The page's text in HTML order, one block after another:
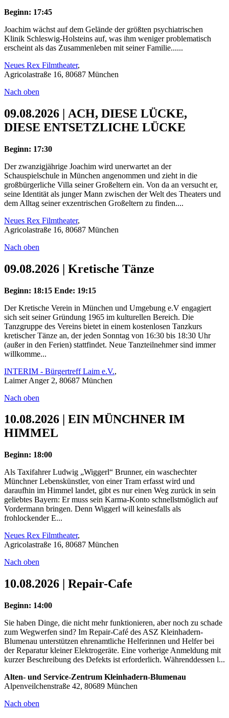
Beginn: 17:45
Joachim wächst auf dem Gelände der größten psychiatrischen
Klinik Schleswig-Holsteins auf, was ihm weniger problematisch
erscheint als das Zusammenleben mit seiner Familie......
Neues Rex Filmtheater,
Agricolastraße 16, 80687 München
Nach oben
09.08.2026 | ACH, DIESE LÜCKE,
DIESE ENTSETZLICHE LÜCKE
Beginn: 17:30
Der zwanzigjährige Joachim wird unerwartet an der
Schauspielschule in München angenommen und zieht in die
großbürgerliche Villa seiner Großeltern ein. Von da an versucht er,
seine Identität als junger Mann zwischen der Welt des Theaters und
dem Alltag seiner exzentrischen Großeltern zu finden....
Neues Rex Filmtheater,
Agricolastraße 16, 80687 München
Nach oben
09.08.2026 | Kretische Tänze
Beginn: 18:15 Ende: 19:15
Der Kretische Verein in München und Umgebung e.V engagiert
sich seit seiner Gründung 1965 im kulturellen Bereich. Die
Tanzgruppe des Vereins bietet in einem kostenlosen Tanzkurs
kretischer Tänze an, der jeden Sonntag von 16:30 bis 18:30 Uhr
(außer in den Ferien) stattfindet. Neue Tanzteilnehmer sind immer
willkomme...
INTERIM - Bürgertreff Laim e.V.,
Laimer Anger 2, 80687 München
Nach oben
10.08.2026 | EIN MÜNCHNER IM
HIMMEL
Beginn: 18:00
Als Taxifahrer Ludwig „Wiggerl“ Brunner, ein waschechter
Münchner Lebenskünstler, von einer Tram erfasst wird und
daraufhin im Himmel landet, gibt es nur einen Weg zurück in sein
geliebtes Bayern: Er muss sein Karma-Konto schnellstmöglich auf
Vordermann bringen. Denn Wiggerl will keinesfalls als
frohlockender E...
Neues Rex Filmtheater,
Agricolastraße 16, 80687 München
Nach oben
10.08.2026 | Repair-Cafe
Beginn: 14:00
Sie haben Dinge, die nicht mehr funktionieren, aber noch zu schade
zum Wegwerfen sind? Im Repair-Café des ASZ Kleinhadern-
Blumenau unterstützen ehrenamtliche Helferinnen und Helfer bei
der Reparatur kleiner Elektrogeräte. Eine vorherige Anmeldung mit
kurzer Beschreibung des Defekts ist erforderlich. Währenddessen l...
Alten- und Service-Zentrum Kleinhadern-Blumenau
Alpenveilchenstraße 42, 80689 München
Nach oben